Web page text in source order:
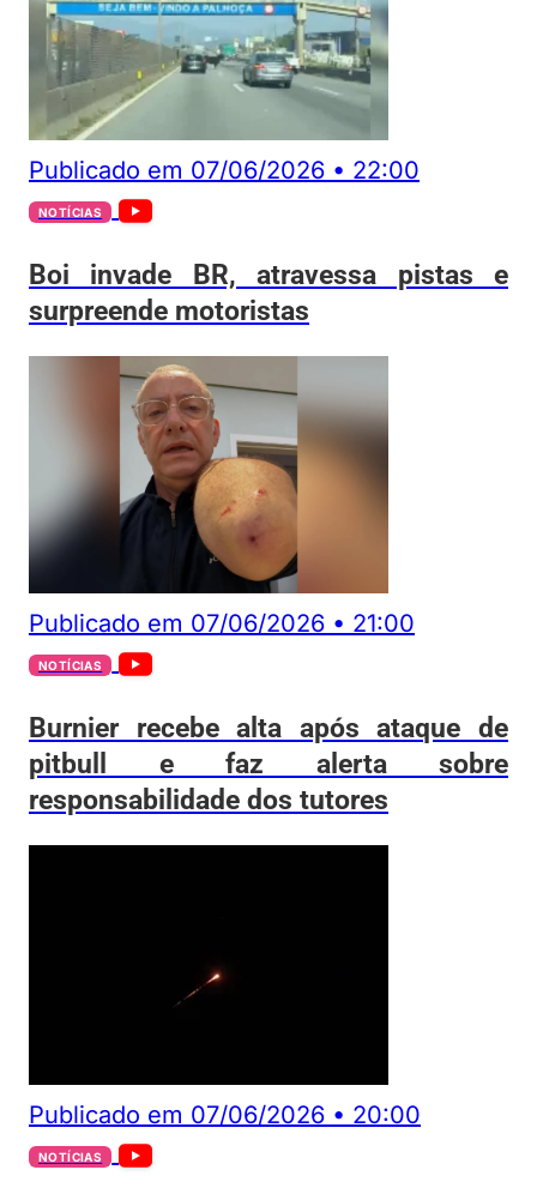
Publicado em 07/06/2026 • 22:00
NOTÍCIAS
Boi invade BR, atravessa pistas e
surpreende motoristas
Publicado em 07/06/2026 • 21:00
NOTÍCIAS
Burnier recebe alta após ataque de
pitbull e faz alerta sobre
responsabilidade dos tutores
Publicado em 07/06/2026 • 20:00
NOTÍCIAS